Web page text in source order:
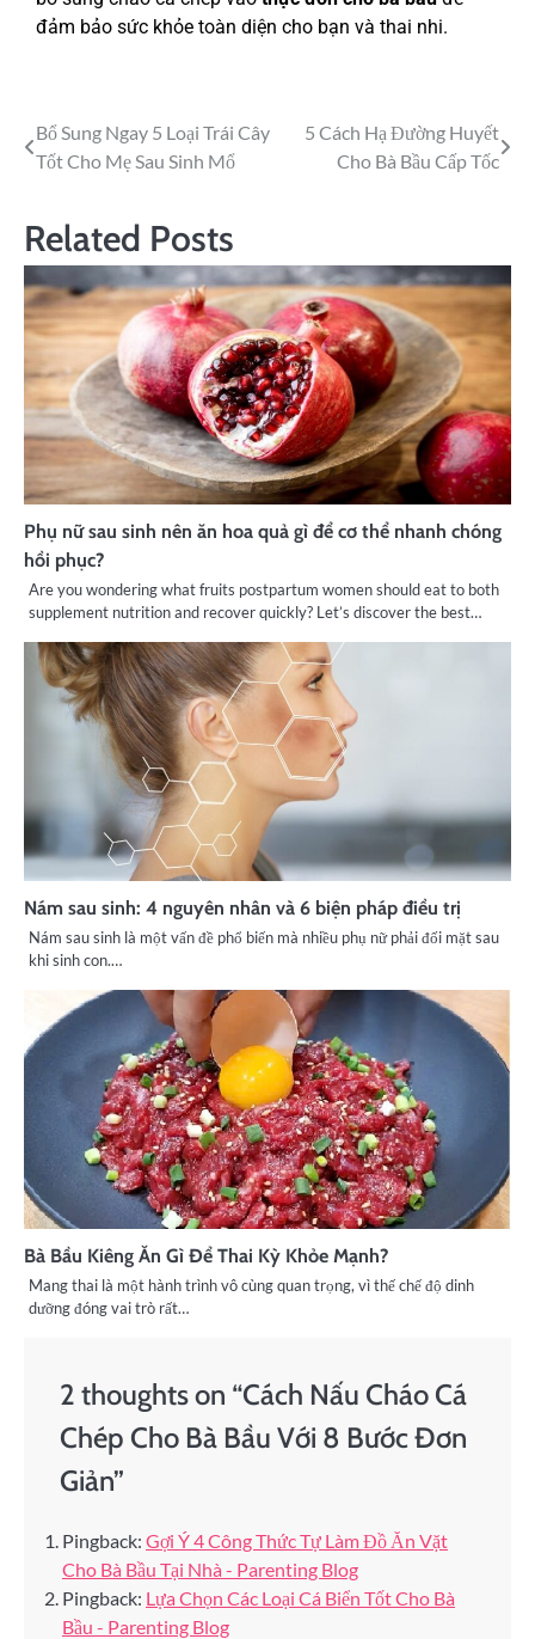
đảm bảo sức khỏe toàn diện cho bạn và thai nhi.
Bổ Sung Ngay 5 Loại Trái Cây
Tốt Cho Mẹ Sau Sinh Mổ
5 Cách Hạ Đường Huyết
Cho Bà Bầu Cấp Tốc
Related Posts
Phụ nữ sau sinh nên ăn hoa quả gì để cơ thể nhanh chóng
hồi phục?
Are you wondering what fruits postpartum women should eat to both
supplement nutrition and recover quickly? Let’s discover the best…
Nám sau sinh: 4 nguyên nhân và 6 biện pháp điều trị
Nám sau sinh là một vấn đề phổ biến mà nhiều phụ nữ phải đối mặt sau
khi sinh con.…
Bà Bầu Kiêng Ăn Gì Để Thai Kỳ Khỏe Mạnh?
Mang thai là một hành trình vô cùng quan trọng, vì thế chế độ dinh
dưỡng đóng vai trò rất…
2 thoughts on “Cách Nấu Cháo Cá
Chép Cho Bà Bầu Với 8 Bước Đơn
Giản”
Pingback: Gợi Ý 4 Công Thức Tự Làm Đồ Ăn Vặt
Cho Bà Bầu Tại Nhà - Parenting Blog
Pingback: Lựa Chọn Các Loại Cá Biển Tốt Cho Bà
Bầu - Parenting Blog